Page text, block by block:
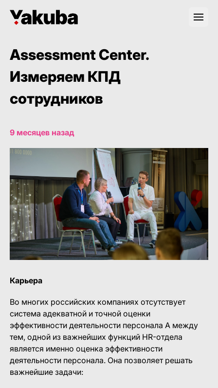
Assessment Center.
Измеряем КПД
сотрудников
9 месяцев назад
Карьера
Во многих российских компаниях отсутствует
система адекватной и точной оценки
эффективности деятельности персонала А между
тем, одной из важнейших функций HR-отдела
является именно оценка эффективности
деятельности персонала. Она позволяет решать
важнейшие задачи: